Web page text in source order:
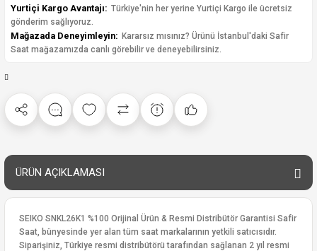
Yurtiçi Kargo Avantajı: Türkiye'nin her yerine Yurtiçi Kargo ile ücretsiz
gönderim sağlıyoruz.
Mağazada Deneyimleyin: Kararsız mısınız? Ürünü İstanbul'daki Safir
Saat mağazamızda canlı görebilir ve deneyebilirsiniz.
ÜRÜN AÇIKLAMASI
SEIKO SNKL26K1 %100 Orijinal Ürün & Resmi Distribütör Garantisi Safir
Saat, bünyesinde yer alan tüm saat markalarının yetkili satıcısıdır.
Siparişiniz, Türkiye resmi distribütörü tarafından sağlanan 2 yıl resmi